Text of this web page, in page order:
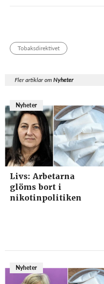
Tobaksdirektivet
Fler artiklar omNyheter
Nyheter
Livs: Arbetarna
glöms bort i
nikotinpolitiken
Nyheter